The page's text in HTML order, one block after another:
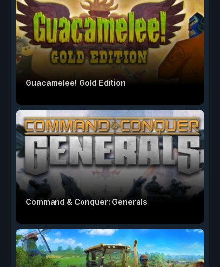
Guacamelee! Gold Edition
Command & Conquer: Generals